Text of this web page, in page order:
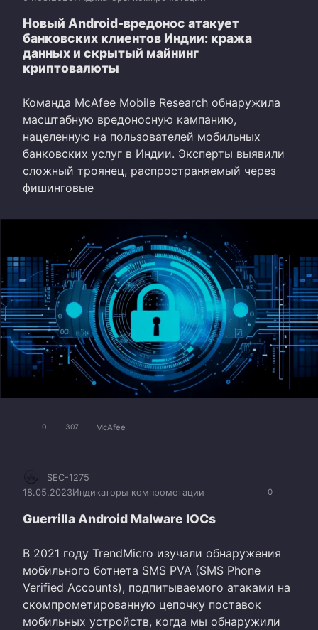
Новый Android-вредонос атакует
банковских клиентов Индии: кража
данных и скрытый майнинг
криптовалюты
Команда McAfee Mobile Research обнаружила
масштабную вредоносную кампанию,
нацеленную на пользователей мобильных
банковских услуг в Индии. Эксперты выявили
сложный троянец, распространяемый через
фишинговые
0 307 McAfee
0
SEC-1275
18.05.2023Индикаторы компрометации
Guerrilla Android Malware IOCs
В 2021 году TrendMicro изучали обнаружения
мобильного ботнета SMS PVA (SMS Phone
Verified Accounts), подпитываемого атаками на
скомпрометированную цепочку поставок
мобильных устройств, когда мы обнаружили